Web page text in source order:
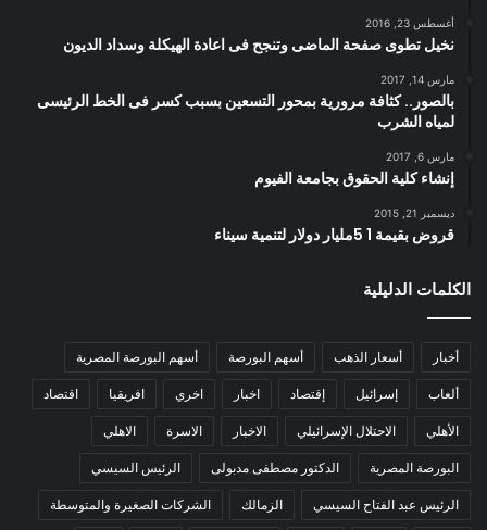
أغسطس 23, 2016
نخيل تطوى صفحة الماضى وتنجح فى اعادة الهيكلة وسداد الديون
مارس 14, 2017
بالصور.. كثافة مرورية بمحور التسعين بسبب كسر فى الخط الرئيسى
لمياه الشرب
مارس 6, 2017
إنشاء كلية الحقوق بجامعة الفيوم
ديسمبر 21, 2015
قروض بقيمة 1 5مليار دولار لتنمية سيناء
الكلمات الدليلية
أخبار أسعار الذهب أسهم البورصة أسهم البورصة المصرية
ألعاب إسرائيل إقتصاد اخبار اخري افريقيا اقتصاد
الأهلي الاحتلال الإسرائيلي الاخبار الاسرة الاهلي
البورصة المصرية الدكتور مصطفى مدبولى الرئيس السيسي
الرئيس عبد الفتاح السيسي الزمالك الشركات الصغيرة والمتوسطة